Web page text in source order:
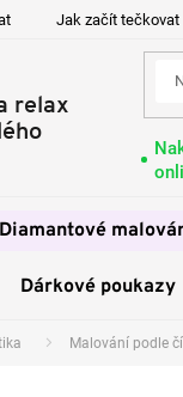
Jak začít tečkovat
Diamantové
Dárkové poukazy
Malování podle